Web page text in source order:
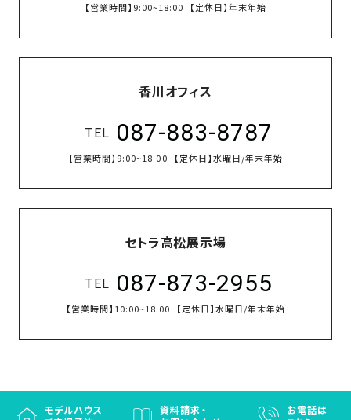
モデルハウス
資料請求・
お電話は
【営業時間】 9:00~18:00 【定休日】年末年始
香川オフィス
TEL 087-883-8787
【営業時間】 9:00~18:00 【定休日】水曜日/年末年始
セトラ高松展示場
TEL 087-873-2955
【営業時間】 10:00~18:00 【定休日】水曜日/年末年始